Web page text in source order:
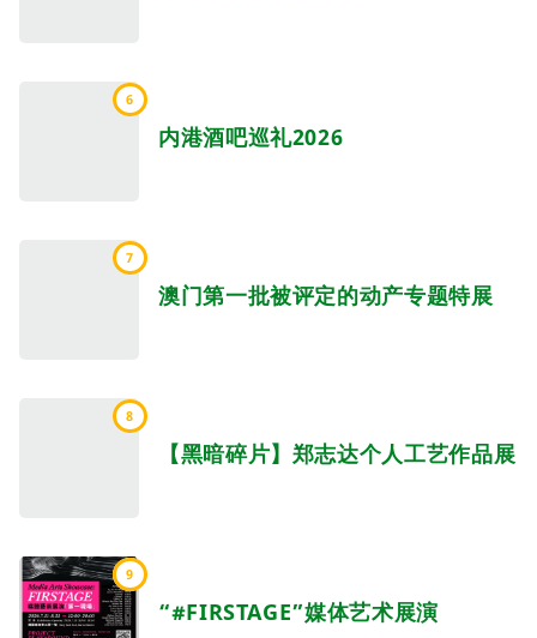
6
内港酒吧巡礼2026
7
澳门第一批被评定的动产专题特展
8
【黑暗碎片】郑志达个人工艺作品展
9
“#FIRSTAGE”媒体艺术展演